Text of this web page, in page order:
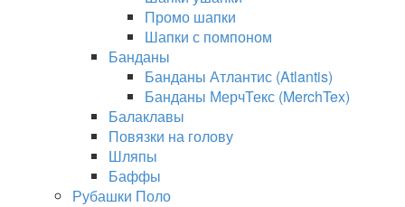
Промо шапки
Шапки с помпоном
Банданы
Банданы Атлантис (Atlantis)
Банданы МерчТекс (MerchTex)
Балаклавы
Повязки на голову
Шляпы
Баффы
Рубашки Поло